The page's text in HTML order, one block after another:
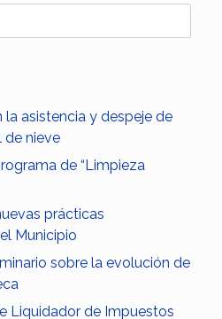
la asistencia y despeje de
de nieve
de “Limpieza
prácticas
Municipio
sobre la evolución de
Liquidador de Impuestos